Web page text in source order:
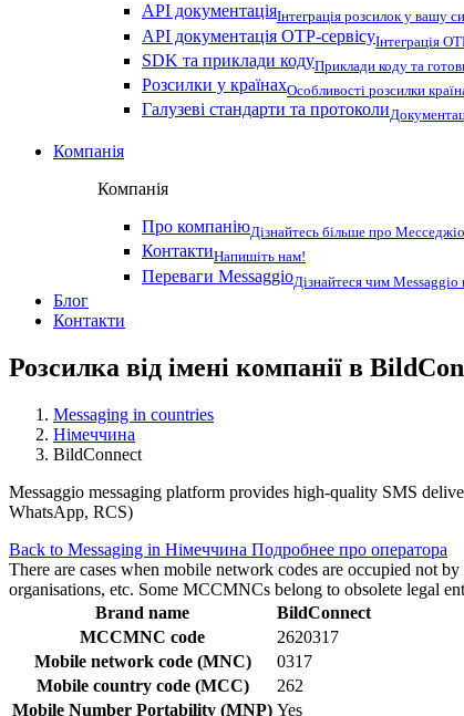
API документаціяІнтеграція розсилок у вашу
API документація OTP-сервісуІнтеграція
SDK та приклади кодуПриклади коду та
Розсилки у країнахОсобливості розсилки
Галузеві стандарти та протоколи
Компанія
Компанія
Про компаніюДізнайтесь більше про Месседжіо
КонтактиНапишіть нам!
Переваги MessaggioДізнайтеся чим Messaggio
Блог
Контакти
Розсилка від імені компанії в
Messaging in countries
Німеччина
BildConnect
Messaggio messaging platform provides high-quality SMS
WhatsApp, RCS)
Back to Messaging in Німеччина Подробнее про оператора
There are cases when mobile network codes are occupied not
organisations, etc. Some MCCMNCs belong to obsolete legal
Brand name
BildConnect
MCCMNC code
2620317
Mobile network code (MNC)
0317
Mobile country code (MCC)
262
Mobile Number Portability (MNP) Yes